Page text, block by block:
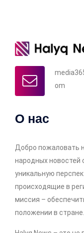
om
О нас
Добро пожаловать
народных новостей
уникальную
происходящие в
миссия –
положении в стране.